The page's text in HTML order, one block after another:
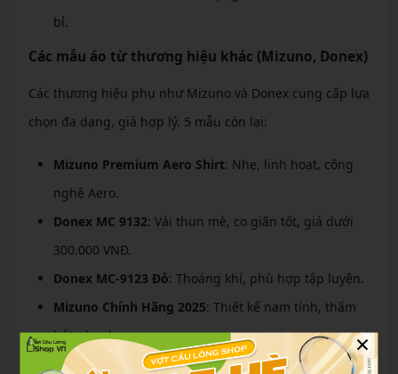
bỉ.
Các mẫu áo từ thương hiệu khác (Mizuno, Donex)
Các thương hiệu phụ như Mizuno và Donex cung cấp lựa
chọn đa dạng, giá hợp lý. 5 mẫu còn lại:
Mizuno Premium Aero Shirt: Nhẹ, linh hoạt, công
nghệ Aero.
Donex MC 9132: Vải thun mè, co giãn tốt, giá dưới
300.000 VNĐ.
Donex MC-9123 Đỏ: Thoáng khí, phù hợp tập luyện.
Mizuno Chính Hãng 2025: Thiết kế nam tính, thấm
hút nhanh.
Donex AC-3823: Mẫu unisex, bền màu.
×